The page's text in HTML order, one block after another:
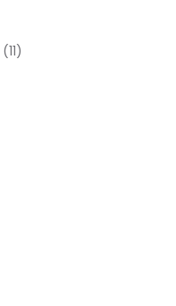
(11)